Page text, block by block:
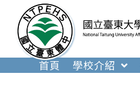
內
首頁 學校介紹